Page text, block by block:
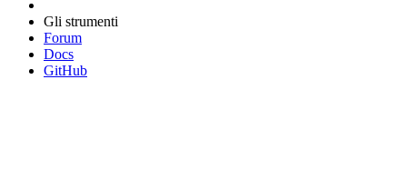
Gli strumenti
Forum
Docs
GitHub